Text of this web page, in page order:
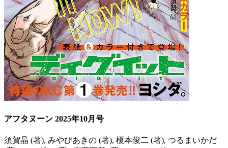
アフタヌーン 2025年10月号
須賀晶 (著), みやびあきの (著), 榎本俊二 (著), つるまいかだ